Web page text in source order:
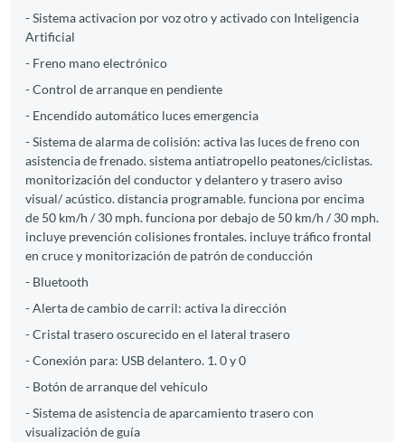
- Sistema activacion por voz otro y activado con Inteligencia
Artificial
- Freno mano electrónico
- Control de arranque en pendiente
- Encendido automático luces emergencia
- Sistema de alarma de colisión: activa las luces de freno con
asistencia de frenado. sistema antiatropello peatones/ciclistas.
monitorización del conductor y delantero y trasero aviso
visual/ acústico. distancia programable. funciona por encima
de 50 km/h / 30 mph. funciona por debajo de 50 km/h / 30 mph.
incluye prevención colisiones frontales. incluye tráfico frontal
en cruce y monitorización de patrón de conducción
- Bluetooth
- Alerta de cambio de carril: activa la dirección
- Cristal trasero oscurecido en el lateral trasero
- Conexión para: USB delantero. 1. 0 y 0
- Botón de arranque del vehículo
- Sistema de asistencia de aparcamiento trasero con
visualización de guía